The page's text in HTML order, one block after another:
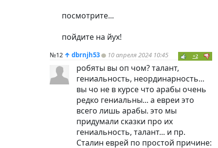
посмотрите...
пойдите на йух!
№12 ↑ dbrnjh53 10 апреля 2024 10:45 +2
робяты вы оп чом? талант,
гениальность, неординарность...
вы чо не в курсе что арабы очень
редко гениальны... а евреи это
всего лишь арабы. это мы
придумали сказки про их
гениальность, талант... и пр.
Сталин еврей по простой причине: